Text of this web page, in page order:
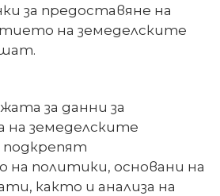
за предоставяне на
на земеделските
за данни за
земеделските
на политики, основани на
както и анализа на